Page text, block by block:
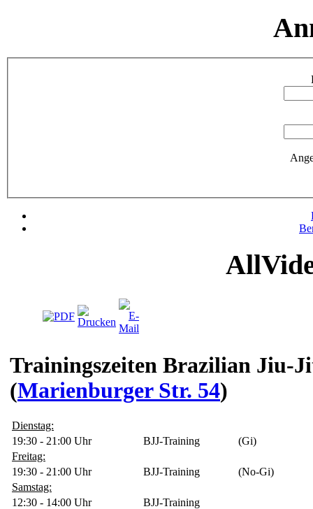
Trainingszeiten Brazilian Jiu-
(Marienburger Str. 54)
Dienstag:
19:30 - 21:00 Uhr
BJJ-Training
(Gi)
Freitag:
19:30 - 21:00 Uhr
BJJ-Training
(No-Gi)
Samstag:
12:30 - 14:00 Uhr
BJJ-Training